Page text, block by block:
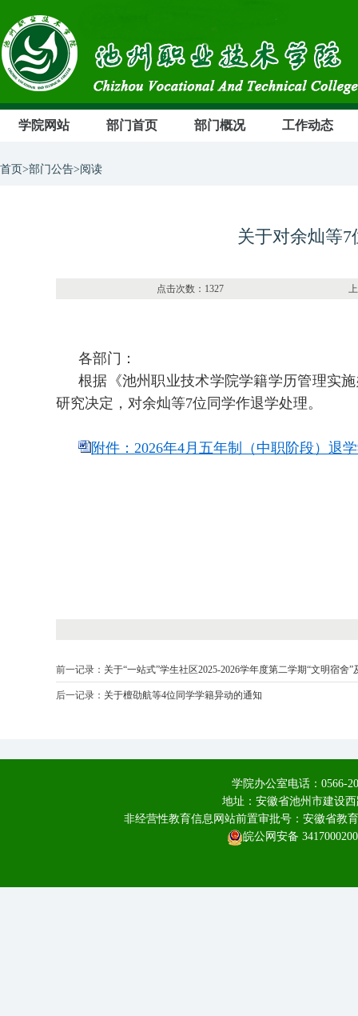
学院网站 部门首页 部门概况 工作动态
首页>部门公告>阅读
关于对余灿等
点击次数：1327 上传
各部门：
根据《池州职业技术学院学籍学历管理实
研究决定，对余灿等7位同学作退学处理。
附件：2026年4月五年制（中职阶段）退
前一记录： 关于“一站式”学生社区2025-2026学年度第二学期“文明宿舍
后一记录： 关于檀劭航等4位同学学籍异动的通知
学院办公室电话：0566-
地址：安徽省池州市建设
非经营性教育信息网站前置审批号：安徽省教
皖公网安备